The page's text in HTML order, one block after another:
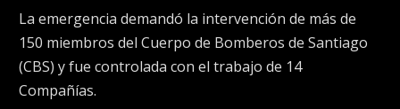
La emergencia demandó la intervención de más de
150 miembros del Cuerpo de Bomberos de Santiago
(CBS) y fue controlada con el trabajo de 14
Compañías.